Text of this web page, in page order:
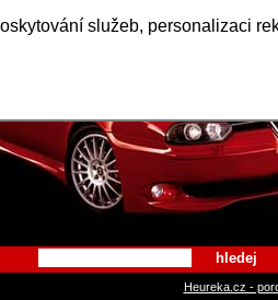
služeb, personalizaci
Alfa
hledej
Heureka.cz -